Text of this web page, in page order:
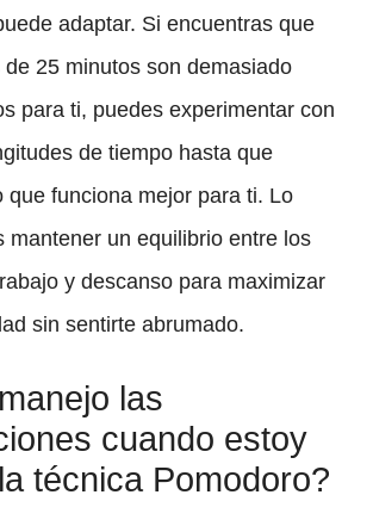
adaptar. Si encuentras que
de 25 minutos son demasiado
para ti, puedes experimentar con
de tiempo hasta que
que funciona mejor para ti. Lo
mantener un equilibrio entre los
y descanso para maximizar
sin sentirte abrumado.
las
cuando estoy
técnica Pomodoro?